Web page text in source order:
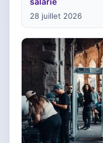
28 juillet 2026